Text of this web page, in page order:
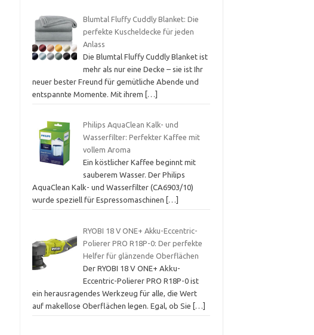
Blumtal Fluffy Cuddly Blanket: Die
perfekte Kuscheldecke für jeden
Anlass
Die Blumtal Fluffy Cuddly Blanket ist
mehr als nur eine Decke – sie ist Ihr
neuer bester Freund für gemütliche Abende und
entspannte Momente. Mit ihrem
[…]
Philips AquaClean Kalk- und
Wasserfilter: Perfekter Kaffee mit
vollem Aroma
Ein köstlicher Kaffee beginnt mit
sauberem Wasser. Der Philips
AquaClean Kalk- und Wasserfilter (CA6903/10)
wurde speziell für Espressomaschinen
[…]
RYOBI 18 V ONE+ Akku-Eccentric-
Polierer PRO R18P-0: Der perfekte
Helfer für glänzende Oberflächen
Der RYOBI 18 V ONE+ Akku-
Eccentric-Polierer PRO R18P-0 ist
ein herausragendes Werkzeug für alle, die Wert
auf makellose Oberflächen legen. Egal, ob Sie
[…]